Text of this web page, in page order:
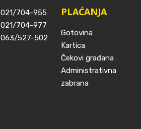
021/704-955
021/704-977
063/527-502
PLAĆANJA
Gotovina
Kartica
Čekovi građana
Administrativna
zabrana